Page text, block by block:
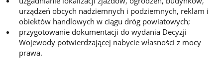
urządzeń obcych nadziemnych i podziemnych, reklam i
obiektów handlowych w ciągu dróg powiatowych;
przygotowanie dokumentacji do wydania Decyzji
Wojewody potwierdzającej nabycie własności z mocy
prawa.